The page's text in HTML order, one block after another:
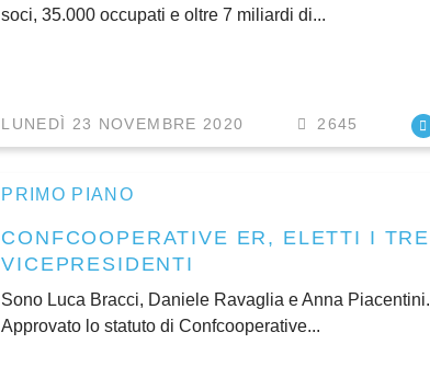
soci, 35.000 occupati e oltre 7 miliardi di...
LUNEDÌ 23 NOVEMBRE 2020 2645
PRIMO PIANO
CONFCOOPERATIVE ER, ELETTI I TRE
VICEPRESIDENTI
Sono Luca Bracci, Daniele Ravaglia e Anna Piacentini.
Approvato lo statuto di Confcooperative...